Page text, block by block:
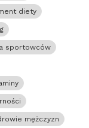
diety
sportowców
mężczyzn